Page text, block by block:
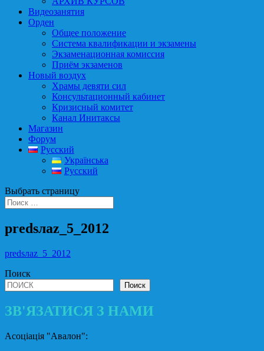
Видеозанятия
Орден
Общее положение
Система квалификации и экзамены
Экзаменационная комиссия
Приём экзаменов
Новый воздух
Храмы девяти сил
Консультационный кабинет
Кризисный комитет
Канал Инитаксы
Магазин
Форум
Русский
Українська
Русский
Выбрать страницу
predsлaz_5_2012
predsлaz_5_2012
Поиск
Поиск
ЗВ'ЯЗАТИСЯ З НАМИ
Асоціація "Авалон":